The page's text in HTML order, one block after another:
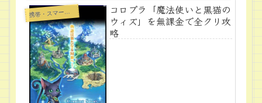
携帯・スマートフォン・タブレットPC
コロプラ「魔法使いと黒猫の
ウィズ」を無課金で全クリ攻
略